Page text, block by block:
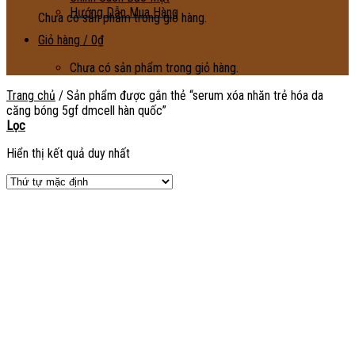
Chưa có sản phẩm trong giỏ hàng.
Hướng Dẫn Mua Hàng
Giỏ hàng / 0₫
Chưa có sản phẩm trong giỏ hàng.
Trang chủ / Sản phẩm được gắn thẻ “serum xóa nhăn trẻ hóa da
căng bóng 5gf dmcell hàn quốc”
Lọc
Hiển thị kết quả duy nhất